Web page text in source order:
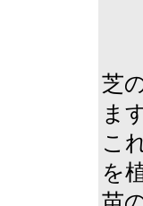
芝
ま
こ
を